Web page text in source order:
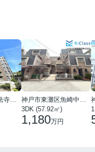
3DK (57.92㎡)
1,180万円